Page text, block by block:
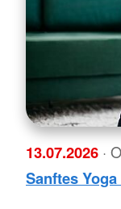
13.07.2026 ·
Sanftes